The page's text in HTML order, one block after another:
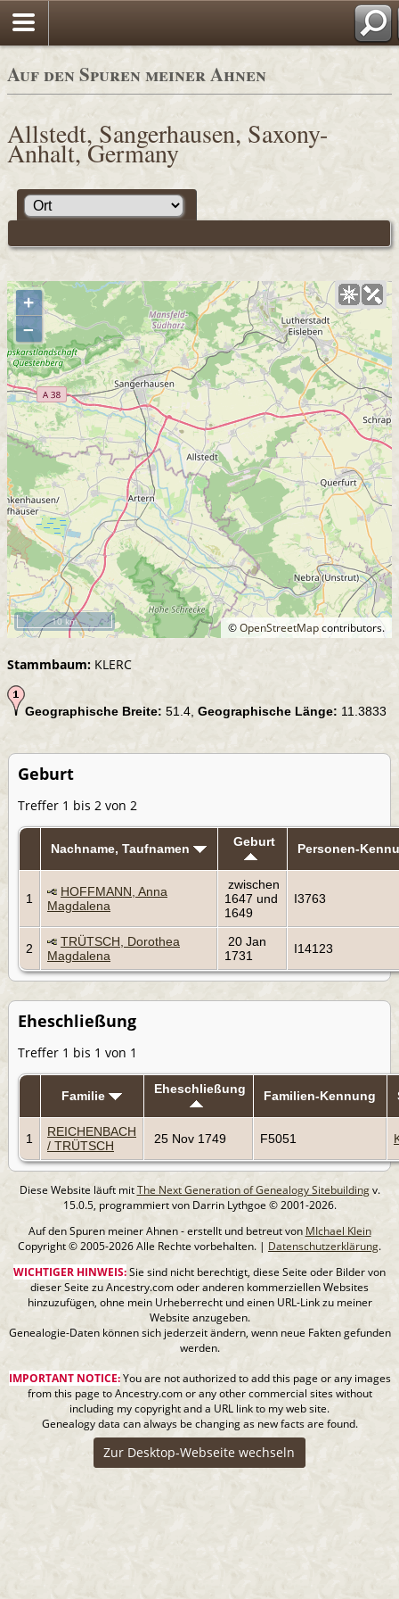
Auf den Spuren meiner Ahnen
Allstedt, Sangerhausen, Saxony-
Anhalt, Germany
+
–
©OpenStreetMapcontributors.
10 km
Stammbaum: KLERC
Geographische Breite: 51.4, Geographische Länge: 11.3833
Geburt
Treffer 1 bis 2 von 2
Nachname, Taufnamen Geburt Personen-
1
HOFFMANN, Anna
Magdalena
zwischen
1647 und
1649
I3763
2
TRÜTSCH, Dorothea
Magdalena
20 Jan
1731
I14123
Eheschließung
Treffer 1 bis 1 von 1
Familie Eheschließung Familien-Kennung
1
REICHENBACH
/ TRÜTSCH
25 Nov 1749 F5051
Diese Website läuft mitThe Next Generation of Genealogy Sitebuildingv.
15.0.5, programmiert von Darrin Lythgoe © 2001-2026.
Auf den Spuren meiner Ahnen - erstellt und betreut von MIchael Klein
Copyright © 2005-2026 Alle Rechte vorbehalten. | Datenschutzerklärung.
WICHTIGER HINWEIS:Sie sind nicht berechtigt, diese Seite oder Bilder von
dieser Seite zu Ancestry.com oder anderen kommerziellen Websites
hinzuzufügen, ohne mein Urheberrecht und einen URL-Link zu meiner
Website anzugeben.
Genealogie-Daten können sich jederzeit ändern, wenn neue Fakten gefunden
werden.
IMPORTANT NOTICE:You are not authorized to add this page or any images
from this page to Ancestry.com or any other commercial sites without
including my copyright and a URL link to my web site.
Genealogy data can always be changing as new facts are found.
Zur Desktop-Webseite wechseln